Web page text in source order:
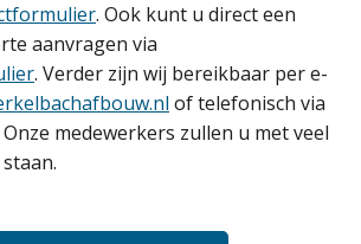
. Ook kunt u direct een
aanvragen via
. Verder zijn wij bereikbaar per e-
of telefonisch via
Onze medewerkers zullen u met veel